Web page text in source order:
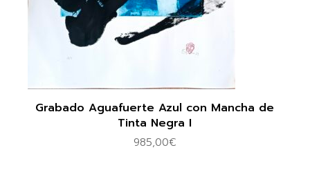
Grabado Aguafuerte Azul con Mancha de
Tinta Negra I
985,00€